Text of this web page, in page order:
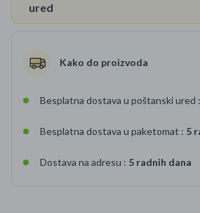
ured
Kako do proizvoda
Besplatna dostava u poštanski ured :
Besplatna dostava u paketomat : 5
Dostava na adresu : 5 radnih dana